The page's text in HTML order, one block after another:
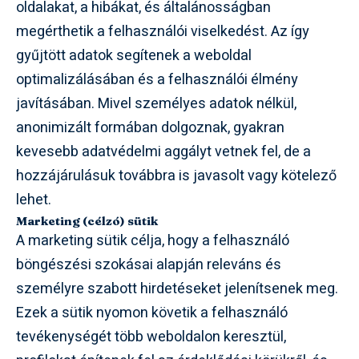
oldalakat, a hibákat, és általánosságban
megérthetik a felhasználói viselkedést. Az így
gyűjtött adatok segítenek a weboldal
optimalizálásában és a felhasználói élmény
javításában. Mivel személyes adatok nélkül,
anonimizált formában dolgoznak, gyakran
kevesebb adatvédelmi aggályt vetnek fel, de a
hozzájárulásuk továbbra is javasolt vagy kötelező
lehet.
Marketing (célzó) sütik
A marketing sütik célja, hogy a felhasználó
böngészési szokásai alapján releváns és
személyre szabott hirdetéseket jelenítsenek meg.
Ezek a sütik nyomon követik a felhasználó
tevékenységét több weboldalon keresztül,